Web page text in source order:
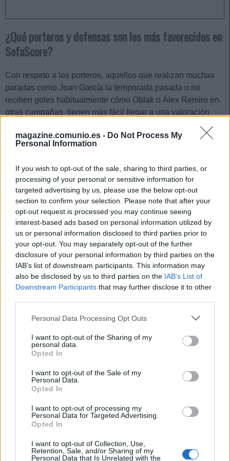
magazine.comunio.es - Do Not Process My
Personal Information
If you wish to opt-out of the sale, sharing to third parties, or
processing of your personal or sensitive information for
targeted advertising by us, please use the below opt-out
section to confirm your selection. Please note that after your
opt-out request is processed you may continue seeing
interest-based ads based on personal information utilized by
us or personal information disclosed to third parties prior to
your opt-out. You may separately opt-out of the further
disclosure of your personal information by third parties on the
IAB’s list of downstream participants. This information may
also be disclosed by us to third parties on the IAB’s List of
Downstream Participants that may further disclose it to other
Please note that this website/app uses one or more Google
not limited to your visit or usage behaviour. You may click to
grant or deny consent to Google and its third-party tags to
use your data for below specified purposes in below Google
consent section.
Personal Data Processing Opt Outs
I want to opt-out of the Sharing of my
personal data.
Opted In
I want to opt-out of the Sale of my
Personal Data.
Opted In
I want to opt-out of processing my
Personal Data for Targeted Advertising.
Opted In
I want to opt-out of Collection, Use,
Retention, Sale, and/or Sharing of my
Personal Data that Is Unrelated with the
¿Qué porteros y defensas son los más favorecidos en
SofaScore?
Con respeto a los porteros, aquellos que realizan muchas
paradas como Joan García la temporada pasada o no
reciben goles habitualmente cómo Oblak o Álex Remiro en
otras campañas, tienen más fácil llegar a una valoración
alta que quienes no paran mucho y reciben goles. Por tanto,
los mejores porteros para SofaScore son los que tenga un
buen ratio paradas/goles recibidos.
Los defensas centrales de equipos que no reciben muchos
goles, también son muy beneficiados por el sistema de
SofaScore ya que el algoritmo les premia con un pequeño
bonus al final del partido si lo juegan por completo y su
equipo deja la portería a cero.
Los centrales que sean impecables en los duelos (60% o
mas de éxito) y tengan buenos números en entradas,
intercepciones, despejes y pases largos completados,
suelen valorar bien en Sofascore, como ha sido el caso de
Huijsen del Real Madrid, Juan Foyth del Villarreal o Pedro
Bigas del Elche en este inicio de temporada.
Con respecto a los laterales, los más ofensivos también
aumentar su posibilidad de dar asistencias. Ejemplos de
este tipo de laterales son Sergi Cardona del Villarreal o
Mingueza del Celta.